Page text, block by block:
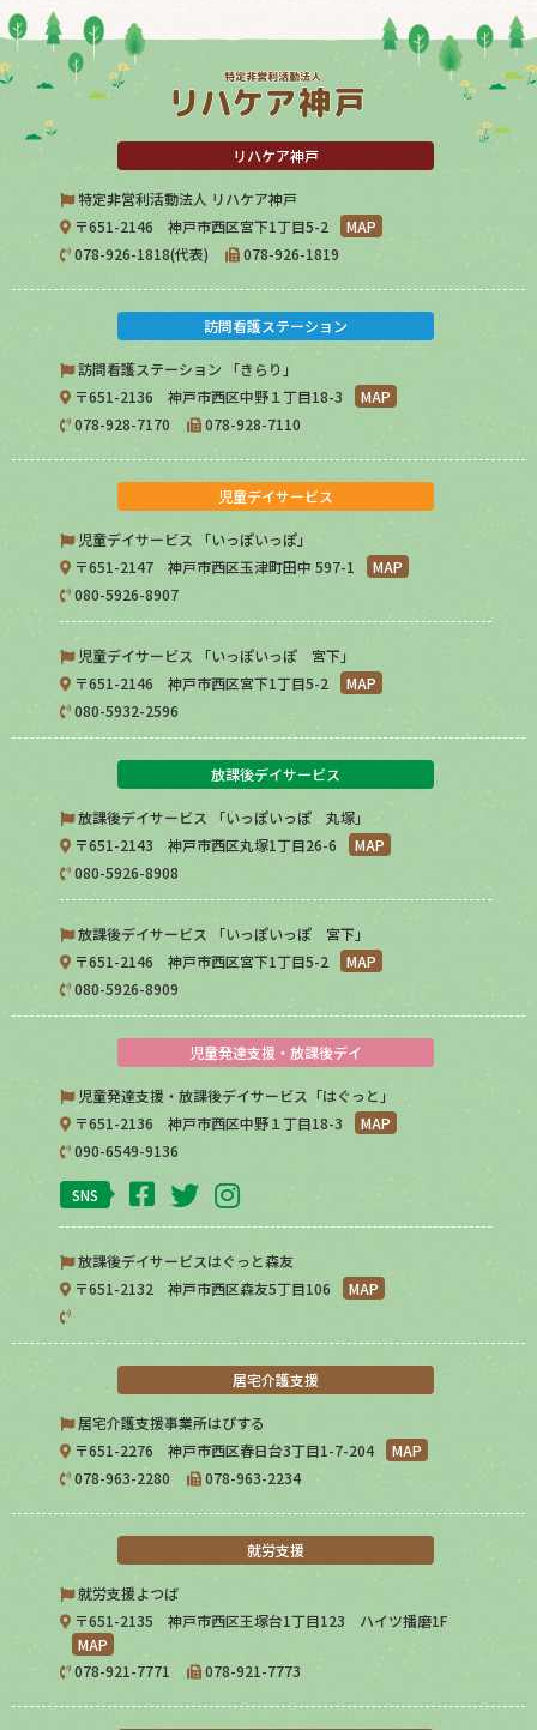
リハケア神戸
特定非営利活動法人 リハケア神戸
〒651-2146 神戸市西区宮下1丁目5-2
MAP
078-926-1818(代表)
078-926-1819
訪問看護ステーション
訪問看護ステーション 「きらり」
〒651-2136 神戸市西区中野１丁目18-3
MAP
078-928-7170
078-928-7110
児童デイサービス
児童デイサービス 「いっぽいっぽ」
〒651-2147 神戸市西区玉津町田中 597-1
MAP
080-5926-8907
児童デイサービス 「いっぽいっぽ 宮下」
〒651-2146 神戸市西区宮下1丁目5-2
MAP
080-5932-2596
放課後デイサービス
放課後デイサービス 「いっぽいっぽ 丸塚」
〒651-2143 神戸市西区丸塚1丁目26-6
MAP
080-5926-8908
放課後デイサービス 「いっぽいっぽ 宮下」
〒651-2146 神戸市西区宮下1丁目5-2
MAP
080-5926-8909
児童発達支援・放課後デイ
児童発達支援・放課後デイサービス「はぐっと」
〒651-2136 神戸市西区中野１丁目18-3
MAP
090-6549-9136
SNS
放課後デイサービスはぐっと森友
〒651-2132 神戸市西区森友5丁目106
MAP
居宅介護支援
居宅介護支援事業所はぴする
〒651-2276 神戸市西区春日台3丁目1-7-204
MAP
078-963-2280
078-963-2234
就労支援
就労支援よつば
〒651-2135 神戸市西区王塚台1丁目123 ハイツ播磨1F
MAP
078-921-7771
078-921-7773